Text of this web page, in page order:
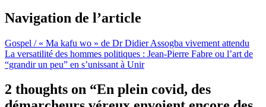
Navigation de l’article
Gospel / « Ma kafu wo » de Dr Didier Assogba vivement attendu
La versatilité des hommes politiques : Jean-Pierre Fabre ou l’art de
“grandir un peu” en s’unissant à Unir
2 thoughts on “En plein covid, des